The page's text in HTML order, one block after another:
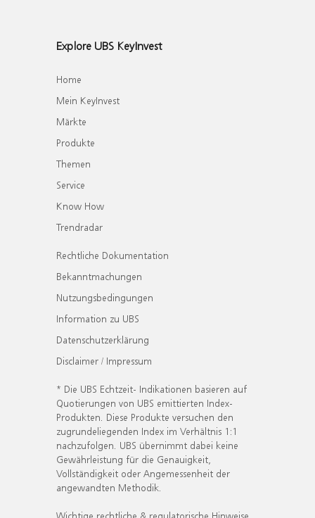
Explore UBS KeyInvest
Home
Mein KeyInvest
Märkte
Produkte
Themen
Service
Know How
Trendradar
Rechtliche Dokumentation
Bekanntmachungen
Nutzungsbedingungen
Information zu UBS
Datenschutzerklärung
Disclaimer / Impressum
* Die UBS Echtzeit- Indikationen basieren auf
Quotierungen von UBS emittierten Index-
Produkten. Diese Produkte versuchen den
zugrundeliegenden Index im Verhältnis 1:1
nachzufolgen. UBS übernimmt dabei keine
Gewährleistung für die Genauigkeit,
Vollständigkeit oder Angemessenheit der
angewandten Methodik.